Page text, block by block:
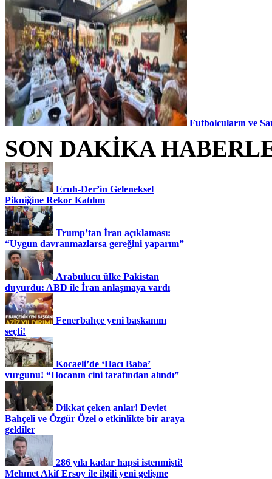
Futbolcuların ve
SON DAKİKA
Eruh-Der’in Geleneksel
Pikniğine Rekor Katılım
Trump’tan İran açıklaması:
“Uygun davranmazlarsa gereğini yaparım”
Arabulucu ülke Pakistan
duyurdu: ABD ile İran anlaşmaya vardı
Fenerbahçe yeni başkanını
seçti!
Kocaeli’de ‘Hacı Baba’
vurgunu! “Hocanın cini tarafından alındı”
Dikkat çeken anlar! Devlet
Bahçeli ve Özgür Özel o etkinlikte bir araya
geldiler
286 yıla kadar hapsi istenmişti!
Mehmet Akif Ersoy ile ilgili yeni gelişme